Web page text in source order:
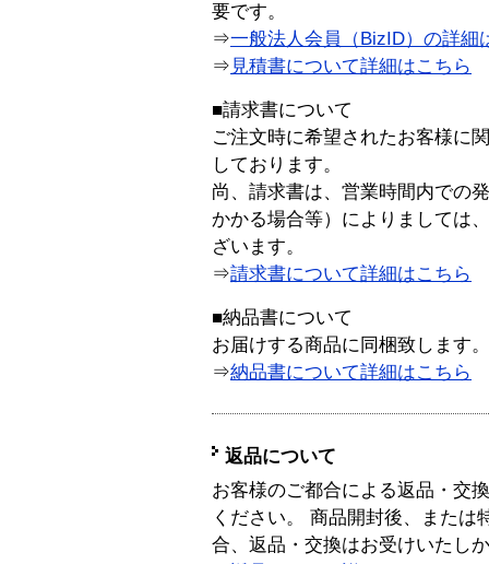
要です。
⇒一般法人会員（BizID）の詳細
⇒ 見積書について詳細はこちら
■請求書について
ご注文時に希望されたお客様に
しております。
尚、請求書は、営業時間内での
かかる場合等）によりましては
ざいます。
⇒請求書について詳細はこちら
■納品書について
お届けする商品に同梱致します。
⇒納品書について詳細はこちら
返品について
お客様のご都合による返品・交
ください。 商品開封後、または
合、返品・交換はお受けいたし